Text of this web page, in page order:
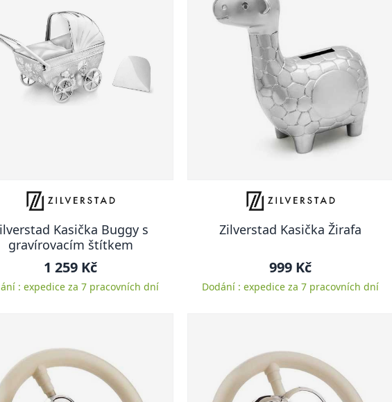
Kasička Buggy s
gravírovacím štítkem
1 259 Kč
: expedice za 7 pracovních dní
Zilverstad Kasička Žirafa
999 Kč
Dodání : expedice za 7 pracovních dní